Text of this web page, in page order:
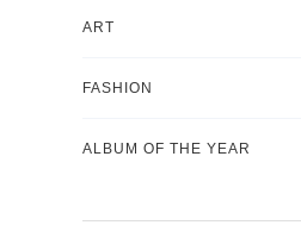
ART
FASHION
ALBUM OF THE YEAR